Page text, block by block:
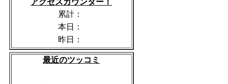
アクセスカウンター！
累計：
本日：
昨日：
最近のツッコミ